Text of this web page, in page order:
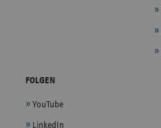
FOLGEN
YouTube
LinkedIn